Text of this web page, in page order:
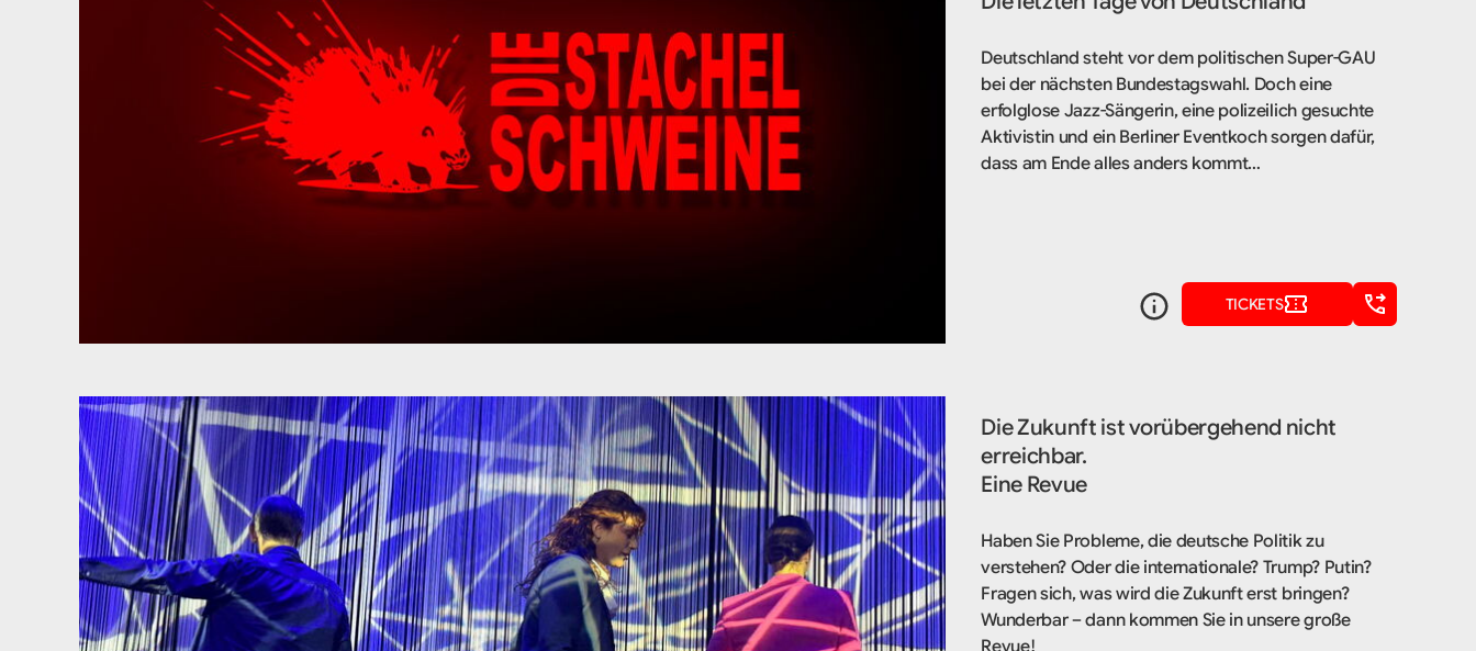
Deutschland steht vor dem politischen Super-GAU
bei der nächsten Bundestagswahl. Doch eine
erfolglose Jazz-Sängerin, eine polizeilich gesuchte
Aktivistin und ein Berliner Eventkoch sorgen dafür,
dass am Ende alles anders kommt…
TICKETS
Die Zukunft ist vorübergehend nicht
erreichbar.
Eine Revue
Haben Sie Probleme, die deutsche Politik zu
verstehen? Oder die internationale? Trump? Putin?
Fragen sich, was wird die Zukunft erst bringen?
Wunderbar – dann kommen Sie in unsere große
Revue!